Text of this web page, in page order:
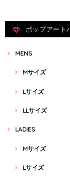
ポップアート
MENS
Mサイズ
Lサイズ
LLサイズ
LADIES
Mサイズ
Lサイズ